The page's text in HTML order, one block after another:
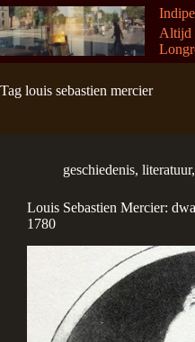
Ga
naar
de
inhoud
Altijd
Tag louis sebastien mercier
geschiedenis, literatuur,
Louis Sebastien Mercier:
1780